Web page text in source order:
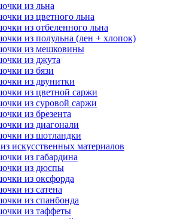
из льна
из цветного льна
из отбеленного льна
из полульна (лен + хлопок)
из мешковины
из джута
из бязи
из двунитки
из цветной саржи
из суровой саржи
из брезента
из диагонали
из шотландки
искусственных материалов
из габардина
из дюспы
из оксфорда
из сатена
из спанбонда
из таффеты